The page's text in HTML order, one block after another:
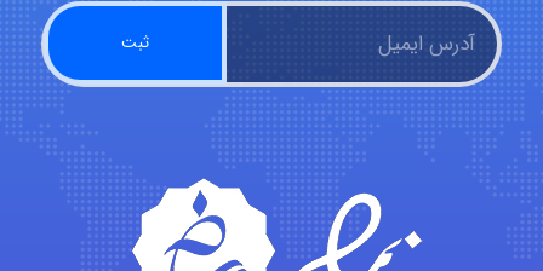
hosein abdolvand
Kati
emami